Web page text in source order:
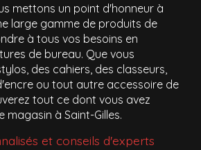
mettons un point d'honneur à
large gamme de produits de
à tous vos besoins en
de bureau. Que vous
des cahiers, des classeurs,
ou tout autre accessoire de
tout ce dont vous avez
magasin à Saint-Gilles.
et conseils d'experts